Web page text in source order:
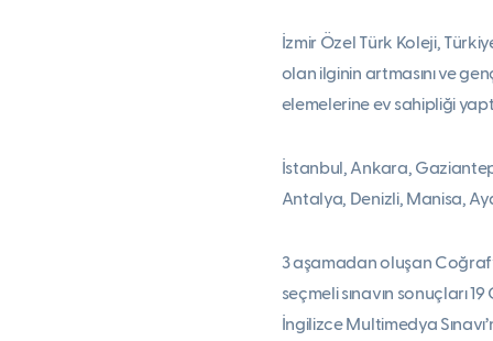
İzmir Özel Türk Koleji,
olan ilginin artmasını ve
elemelerine ev sahipliği
İstanbul, Ankara,
Antalya, Denizli, Manisa,
3 aşamadan oluşan
seçmeli sınavın sonuçları
İngilizce Multimedya